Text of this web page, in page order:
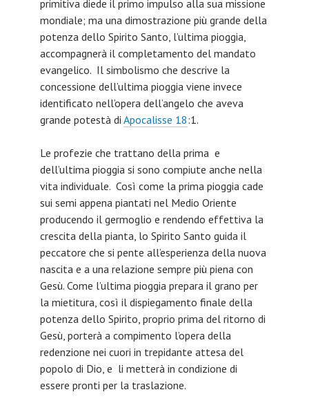
primitiva diede il primo impulso alla sua missione
mondiale; ma una dimostrazione più grande della
potenza dello Spirito Santo, l’ultima pioggia,
accompagnerà il completamento del mandato
evangelico. Il simbolismo che descrive la
concessione dell’ultima pioggia viene invece
identificato nell’opera dell’angelo che aveva
grande potestà di Apocalisse 18:1.
Le profezie che trattano della prima e
dell’ultima pioggia si sono compiute anche nella
vita individuale. Così come la prima pioggia cade
sui semi appena piantati nel Medio Oriente
producendo il germoglio e rendendo effettiva la
crescita della pianta, lo Spirito Santo guida il
peccatore che si pente all’esperienza della nuova
nascita e a una relazione sempre più piena con
Gesù. Come l’ultima pioggia prepara il grano per
la mietitura, così il dispiegamento finale della
potenza dello Spirito, proprio prima del ritorno di
Gesù, porterà a compimento l’opera della
redenzione nei cuori in trepidante attesa del
popolo di Dio, e li metterà in condizione di
essere pronti per la traslazione.